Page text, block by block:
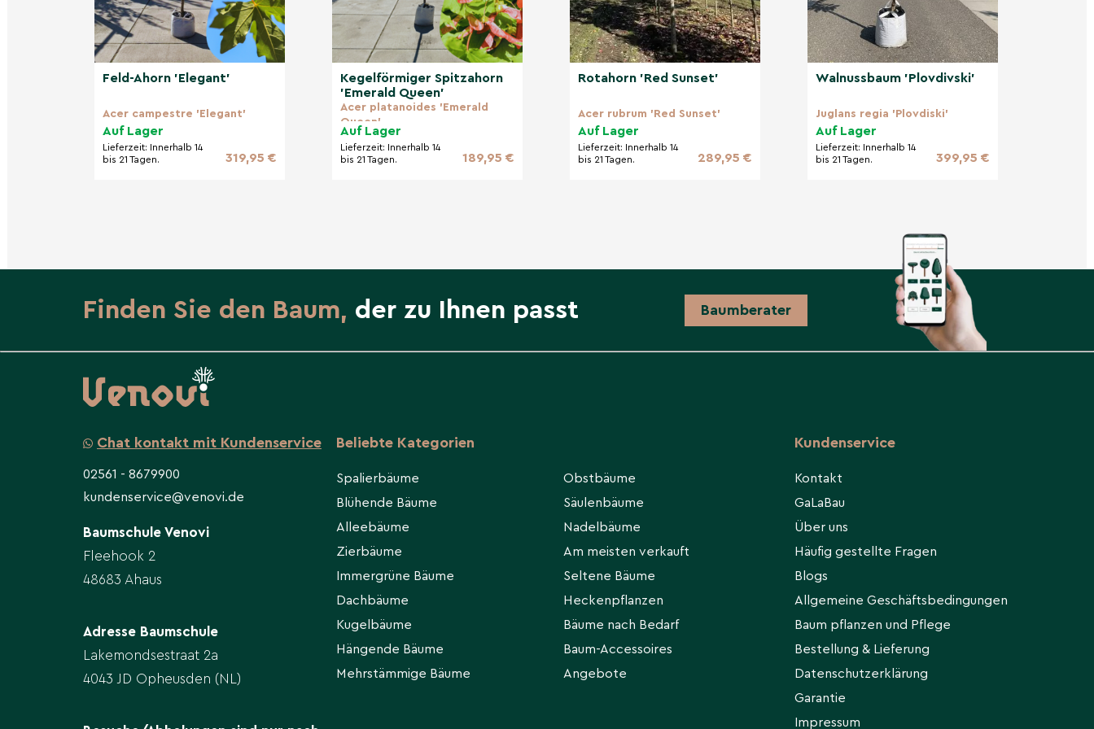
Feld-Ahorn 'Elegant'
Acer campestre 'Elegant'
Auf Lager
Lieferzeit: Innerhalb 14
bis 21 Tagen.
319,95 €
Kegelförmiger Spitzahorn
'Emerald Queen'
Acer platanoides 'Emerald
Queen'
Auf Lager
Lieferzeit: Innerhalb 14
bis 21 Tagen.
189,95 €
Rotahorn 'Red Sunset'
Acer rubrum 'Red Sunset'
Auf Lager
Lieferzeit: Innerhalb 14
bis 21 Tagen.
289,95 €
Walnussbaum 'Plovdivski'
Juglans regia 'Plovdiski'
Auf Lager
Lieferzeit: Innerhalb 14
bis 21 Tagen.
399,95 €
Finden Sie den Baum, der zu Ihnen passt Baumberater
Chat kontakt mit Kundenservice
02561 - 8679900
kundenservice@venovi.de
Baumschule Venovi
Fleehook 2
48683 Ahaus
Adresse Baumschule
Lakemondsestraat 2a
4043 JD Opheusden (NL)
Beliebte Kategorien
Spalierbäume
Blühende Bäume
Alleebäume
Zierbäume
Immergrüne Bäume
Dachbäume
Kugelbäume
Hängende Bäume
Mehrstämmige Bäume
Obstbäume
Säulenbäume
Nadelbäume
Am meisten verkauft
Seltene Bäume
Heckenpflanzen
Bäume nach Bedarf
Baum-Accessoires
Angebote
Kundenservice
Kontakt
GaLaBau
Über uns
Häufig gestellte Fragen
Blogs
Allgemeine Geschäftsbedingungen
Baum pflanzen und Pflege
Bestellung & Lieferung
Datenschutzerklärung
Garantie
Impressum